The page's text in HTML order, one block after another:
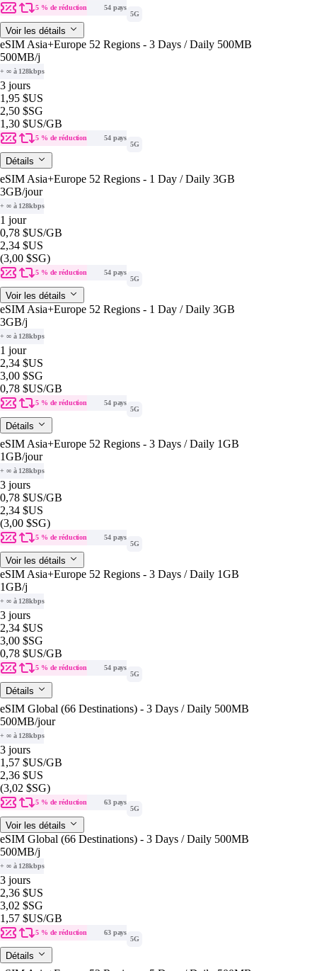
5 % de réduction
54 pays
5G
Voir les détails
eSIM Asia+Europe 52 Regions - 3 Days / Daily 500MB
500MB/j
+ ∞ à 128kbps
3 jours
1,95 $US
2,50 $SG
1,30 $US/GB
5 % de réduction
54 pays
5G
Détails
eSIM Asia+Europe 52 Regions - 1 Day / Daily 3GB
3GB/jour
+ ∞ à 128kbps
1 jour
0,78 $US/GB
2,34 $US
(3,00 $SG)
5 % de réduction
54 pays
5G
Voir les détails
eSIM Asia+Europe 52 Regions - 1 Day / Daily 3GB
3GB/j
+ ∞ à 128kbps
1 jour
2,34 $US
3,00 $SG
0,78 $US/GB
5 % de réduction
54 pays
5G
Détails
eSIM Asia+Europe 52 Regions - 3 Days / Daily 1GB
1GB/jour
+ ∞ à 128kbps
3 jours
0,78 $US/GB
2,34 $US
(3,00 $SG)
5 % de réduction
54 pays
5G
Voir les détails
eSIM Asia+Europe 52 Regions - 3 Days / Daily 1GB
1GB/j
+ ∞ à 128kbps
3 jours
2,34 $US
3,00 $SG
0,78 $US/GB
5 % de réduction
54 pays
5G
Détails
eSIM Global (66 Destinations) - 3 Days / Daily 500MB
500MB/jour
+ ∞ à 128kbps
3 jours
1,57 $US/GB
2,36 $US
(3,02 $SG)
5 % de réduction
63 pays
5G
Voir les détails
eSIM Global (66 Destinations) - 3 Days / Daily 500MB
500MB/j
+ ∞ à 128kbps
3 jours
2,36 $US
3,02 $SG
1,57 $US/GB
5 % de réduction
63 pays
5G
Détails